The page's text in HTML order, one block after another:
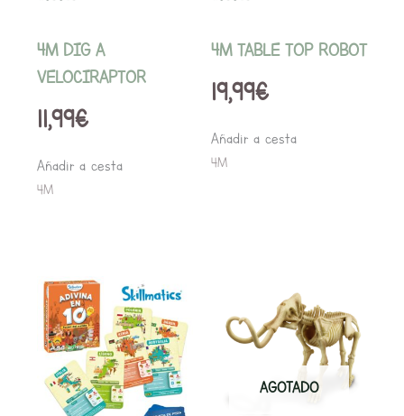
4M DIG A
VELOCIRAPTOR
11,99€
Añadir a cesta
4M
4M TABLE TOP ROBOT
19,99€
Añadir a cesta
4M
AGOTADO